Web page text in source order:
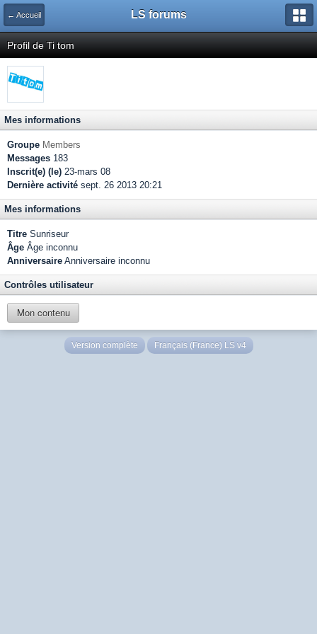
← Accueil LS forums
Profil de Ti tom
Mes informations
Groupe Members
Messages 183
Inscrit(e) (le) 23-mars 08
Dernière activité sept. 26 2013 20:21
Mes informations
Titre Sunriseur
Âge Âge inconnu
Anniversaire Anniversaire inconnu
Contrôles utilisateur
Mon contenu
Version complète Français (France) LS v4